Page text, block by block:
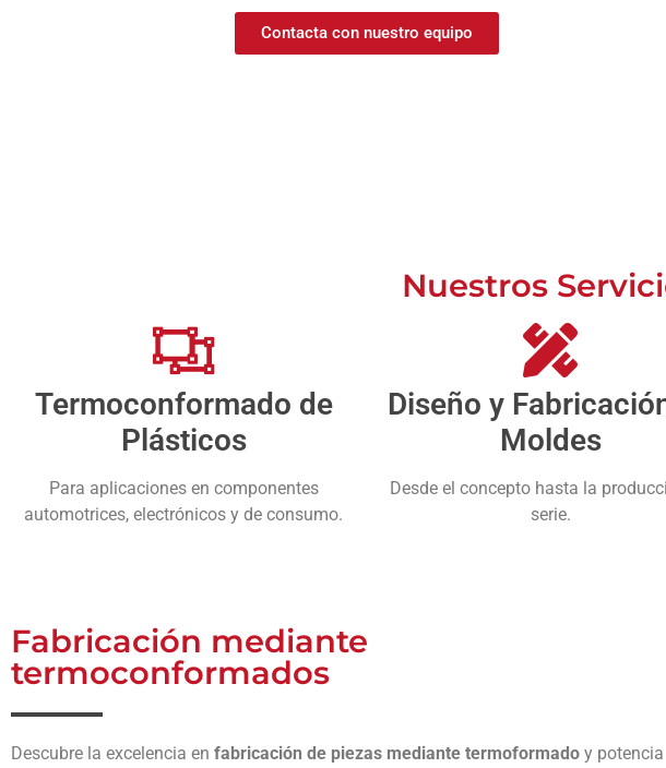
Contacta con nuestro equipo
Nuestros
Termoconformado de
Plásticos
Para aplicaciones en componentes
automotrices, electrónicos y de consumo.
Diseño y
Moldes
Desde el concepto hasta la
serie.
Fabricación mediante
termoconformados
Descubre la excelencia en fabricación de piezas mediante termoformado y potencia